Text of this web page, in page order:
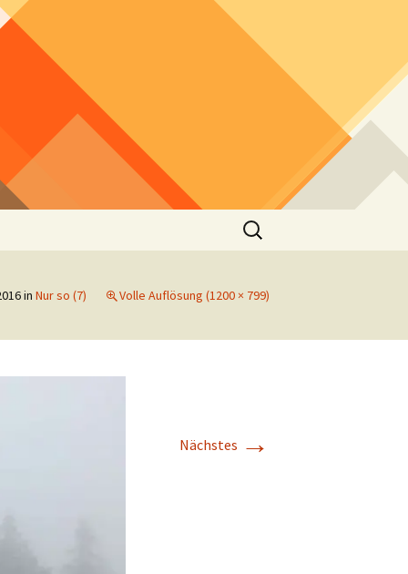
Suchen
nach:
in Nur so (7) Volle Auflösung (1200 × 799)
Nächstes →